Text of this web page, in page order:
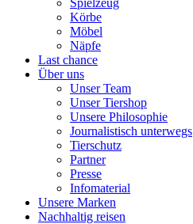
Spielzeug
Körbe
Möbel
Näpfe
Last chance
Über uns
Unser Team
Unser Tiershop
Unsere Philosophie
Journalistisch unterwegs
Tierschutz
Partner
Presse
Infomaterial
Unsere Marken
Nachhaltig reisen